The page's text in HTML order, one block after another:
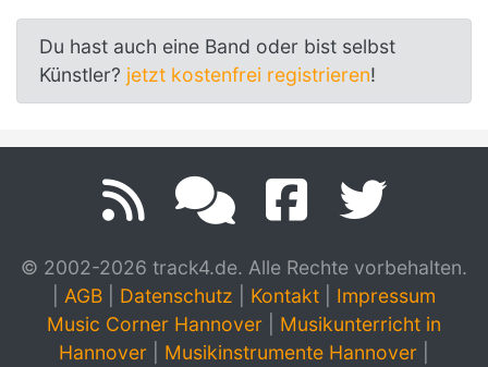
Du hast auch eine Band oder bist selbst
Künstler? jetzt kostenfrei registrieren!
© 2002-2026 track4.de. Alle Rechte vorbehalten.
AGB Datenschutz Kontakt
Impressum
Music Corner Hannover
Musikunterricht in
Hannover
Musikinstrumente Hannover